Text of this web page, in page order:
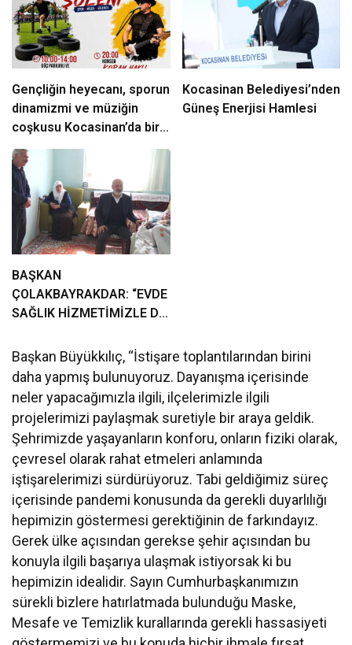
Gençliğin heyecanı, sporun
dinamizmi ve müziğin
coşkusu Kocasinan’da bir
araya geliyor!
Kocasinan Belediyesi’nden
Güneş Enerjisi Hamlesi
BAŞKAN
ÇOLAKBAYRAKDAR: “EVDE
SAĞLIK HİZMETİMİZLE DE
DOKUNUYORUZ”
Başkan Büyükkılıç, “İstişare toplantılarından birini
daha yapmış bulunuyoruz. Dayanışma içerisinde
neler yapacağımızla ilgili, ilçelerimizle ilgili
projelerimizi paylaşmak suretiyle bir araya geldik.
Şehrimizde yaşayanların konforu, onların fiziki olarak,
çevresel olarak rahat etmeleri anlamında
iştişarelerimizi sürdürüyoruz. Tabi geldiğimiz süreç
içerisinde pandemi konusunda da gerekli duyarlılığı
hepimizin göstermesi gerektiğinin de farkındayız.
Gerek ülke açısından gerekse şehir açısından bu
konuyla ilgili başarıya ulaşmak istiyorsak ki bu
hepimizin idealidir. Sayın Cumhurbaşkanımızın
sürekli bizlere hatırlatmada bulunduğu Maske,
Mesafe ve Temizlik kurallarında gerekli hassasiyeti